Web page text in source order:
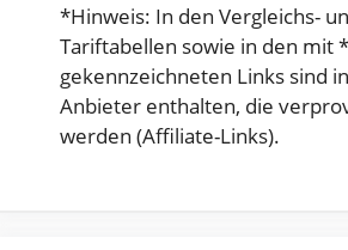
*Hinweis: In den Vergleichs-
Tariftabellen sowie in den mit *
gekennzeichneten Links sind
Anbieter enthalten, die
werden (Affiliate-Links).